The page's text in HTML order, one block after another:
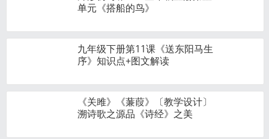
单元《搭船的鸟》
九年级下册第11课《送东阳马生
序》知识点+图文解读
《关雎》《蒹葭》〔教学设计〕
溯诗歌之源品《诗经》之美